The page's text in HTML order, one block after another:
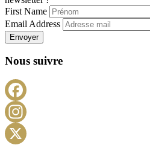
First Name
Email Address
Envoyer
Nous suivre